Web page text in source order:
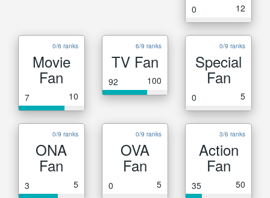
0 12
0/6 ranks
Movie
Fan
7 10
6/9 ranks
TV Fan
92 100
0/9 ranks
Special
Fan
0 5
0/9 ranks
ONA
Fan
3 5
0/9 ranks
OVA
Fan
0 5
3/6 ranks
Action
Fan
35 50